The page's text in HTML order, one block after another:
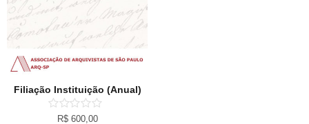
Filiação Instituição (Anual)
R$600,00